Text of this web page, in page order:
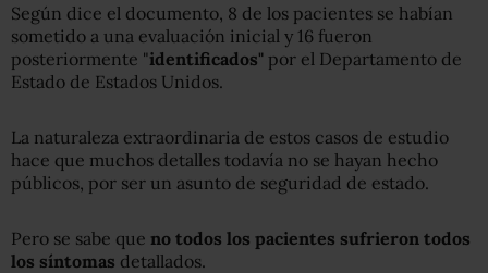
Según dice el documento, 8 de los pacientes se habían
sometido a una evaluación inicial y 16 fueron
posteriormente "identificados" por el Departamento de
Estado de Estados Unidos.
La naturaleza extraordinaria de estos casos de estudio
hace que muchos detalles todavía no se hayan hecho
públicos, por ser un asunto de seguridad de estado.
Pero se sabe que no todos los pacientes sufrieron todos
los síntomas detallados.